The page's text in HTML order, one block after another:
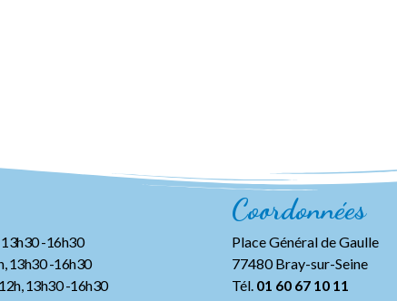
-16h30
13h30 -16h30
13h30 -16h30
Coordonnées
Place Général de Gaulle
77480 Bray-sur-Seine
Tél. 01 60 67 10 11